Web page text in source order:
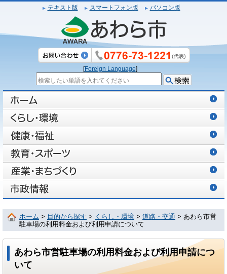
テキスト版 スマートフォン版 パソコン版
[Foreign Language]
ホーム > 目的から探す > くらし・環境 > 道路・交通 > あわら市営
駐車場の利用料金および利用申請について
あわら市営駐車場の利用料金および利用申請につ
いて